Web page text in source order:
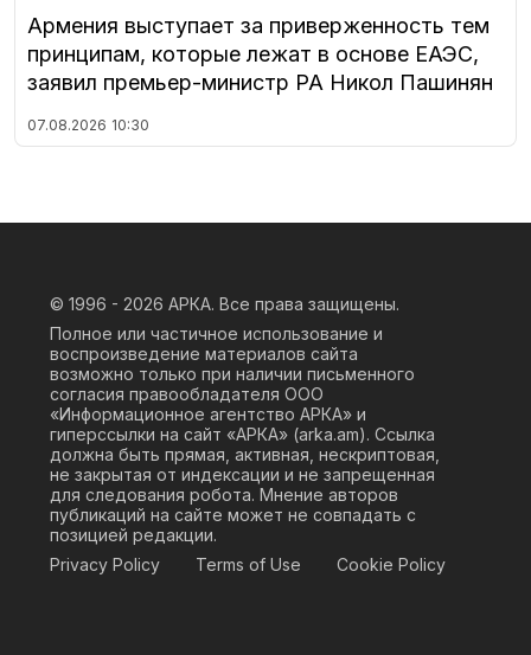
Армения выступает за приверженность тем
принципам, которые лежат в основе ЕАЭС,
заявил премьер-министр РА Никол Пашинян
07.08.2026 10:30
© 1996 - 2026 АРКА. Все права защищены.
Полное или частичное использование и
воспроизведение материалов сайта
возможно только при наличии письменного
согласия правообладателя ООО
«Информационное агентство АРКА» и
гиперссылки на сайт «АРКА» (arka.am). Ссылка
должна быть прямая, активная, нескриптовая,
не закрытая от индексации и не запрещенная
для следования робота. Мнение авторов
публикаций на сайте может не совпадать с
позицией редакции.
Privacy Policy
Terms of Use Cookie Policy